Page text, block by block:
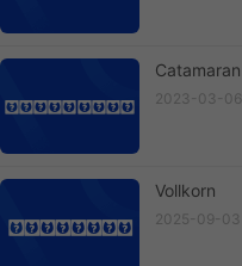
Catamaran
Catamaran
2023-03-06
Vollkorn
Vollkorn
2025-09-03